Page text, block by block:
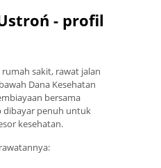
- profil
sakit, rawat jalan
Dana Kesehatan
bersama
dibayar penuh untuk
kesehatan.